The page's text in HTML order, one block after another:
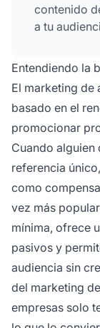
contenido
a tu
Entendiendo la
El marketing de
basado en el
promocionar
Cuando alguien
referencia
como
vez más
mínima, ofrece
pasivos y
audiencia sin
del marketing
empresas solo